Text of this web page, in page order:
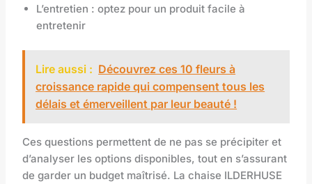
L’entretien : optez pour un produit facile à
entretenir
Lire aussi : Découvrez ces 10 fleurs à
croissance rapide qui compensent tous les
délais et émerveillent par leur beauté !
Ces questions permettent de ne pas se précipiter et
d’analyser les options disponibles, tout en s’assurant
de garder un budget maîtrisé. La chaise ILDERHUSE